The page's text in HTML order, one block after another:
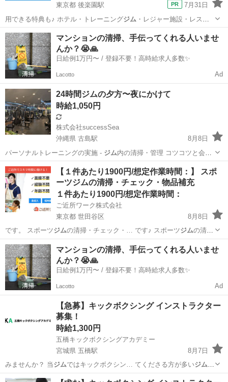
東京都 後楽園駅
7月31日
用できる特典も♪ ホテル・トレーニングジム ・レジャー施設・レスト
ラン・ショッピン…
東京 文京区 警備員 モデル
マンションの清掃、手伝ってくれる人いませ
んか？😭🙏
日給例1万円〜 / 登録不要！高時給求人多数✨
Lacotto Ad
24時間ジムの夕方〜夜にかけて
時給1,050円
株式会社successSea
沖縄県 古島駅
8月8日
パーソナルトレーニングの実施 - ジム内の清掃・管理 コツコツと会員
様…
沖縄 浦添市 古島駅 スポーツジム
パーソナルトレーニング
【１件あたり1900円/想定作業時間：】 スポ
ーツジムの清掃・チェック・物品補充
１件あたり1900円/想定作業時間：
ご近所ワーク株式会社
東京都 世田谷区
8月8日
です。 スポーツジム の清掃・チェック・… です♪ スポーツジムの清
掃・チェック・…
東京 世田谷区 ジム
マンションの清掃、手伝ってくれる人いませ
んか？😭🙏
日給例1万円〜 / 登録不要！高時給求人多数✨
Lacotto Ad
【急募】キックボクシング インストラクター
募集！
時給1,300円
五橋キックボクシングアカデミー
宮城県 五橋駅
8月7日
みませんか？ 当 ジムではキックボクシン… てくださる方が多いジムで
す。 少し…
宮城 仙台市 五橋駅 インストラクター